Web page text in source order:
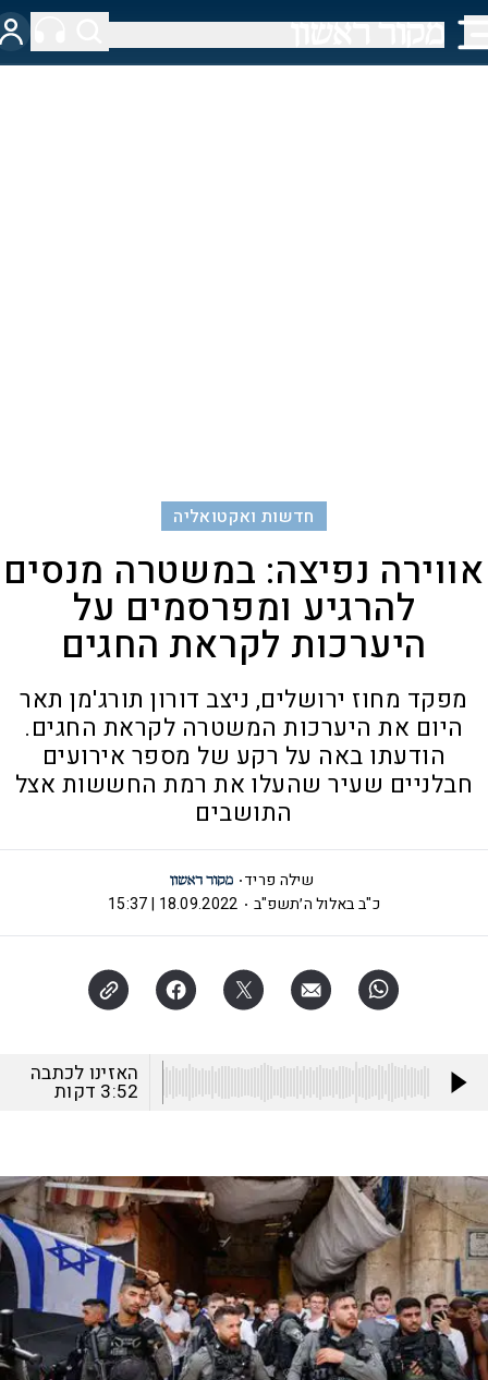
חדשות ואקטואליה
אווירה נפיצה: במשטרה מנסים
להרגיע ומפרסמים על
היערכות לקראת החגים
מפקד מחוז ירושלים, ניצב דורון תורג'מן תאר
היום את היערכות המשטרה לקראת החגים.
הודעתו באה על רקע של מספר אירועים
חבלניים שעיר שהעלו את רמת החששות אצל
התושבים
שילה פריד
כ"ב באלול ה׳תשפ"ב
18.09.2022 | 15:37
האזינו לכתבה
3:52 דקות